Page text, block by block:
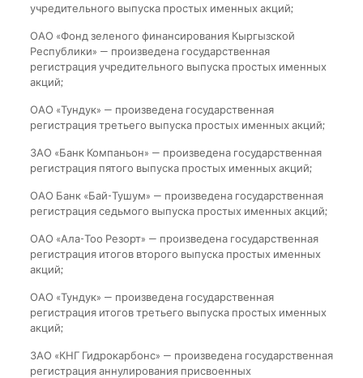
учредительного выпуска простых именных акций;
ОАО «Фонд зеленого финансирования Кыргызской
Республики» — произведена государственная
регистрация учредительного выпуска простых именных
акций;
ОАО «Тундук» — произведена государственная
регистрация третьего выпуска простых именных акций;
ЗАО «Банк Компаньон» — произведена государственная
регистрация пятого выпуска простых именных акций;
ОАО Банк «Бай-Тушум» — произведена государственная
регистрация седьмого выпуска простых именных акций;
ОАО «Ала-Тоо Резорт» — произведена государственная
регистрация итогов второго выпуска простых именных
акций;
ОАО «Тундук» — произведена государственная
регистрация итогов третьего выпуска простых именных
акций;
ЗАО «КНГ Гидрокарбонс» — произведена государственная
регистрация аннулирования присвоенных